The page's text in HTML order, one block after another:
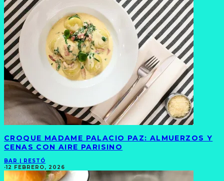
CROQUE MADAME PALACIO PAZ: ALMUERZOS Y
CENAS CON AIRE PARISINO
BAR | RESTÓ
·12 FEBRERO, 2026